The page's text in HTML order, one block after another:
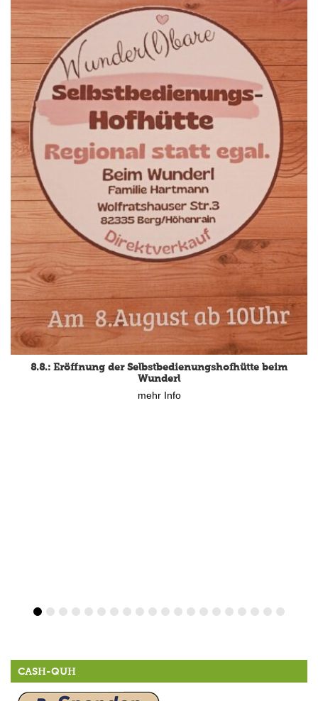
8.8.: Eröffnung der Selbstbedienungshofhütte beim
Wunderl
mehr Info
CASH-QUH